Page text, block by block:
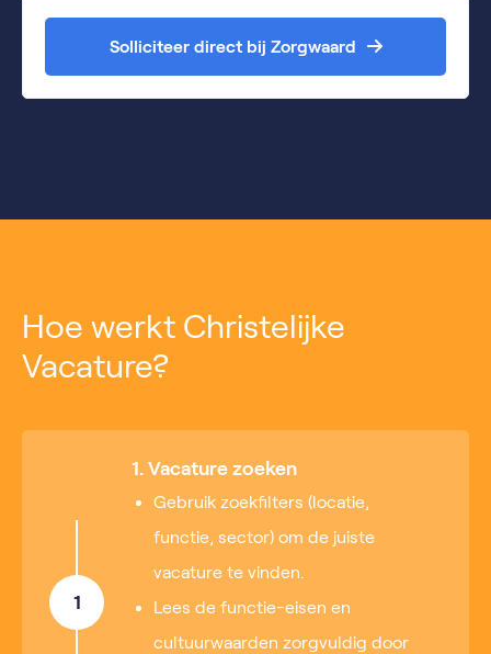
Solliciteer direct bij Zorgwaard
Hoe werkt Christelijke
Vacature?
1
1. Vacature zoeken
Gebruik zoekfilters (locatie,
functie, sector) om de juiste
vacature te vinden.
Lees de functie-eisen en
cultuurwaarden zorgvuldig door